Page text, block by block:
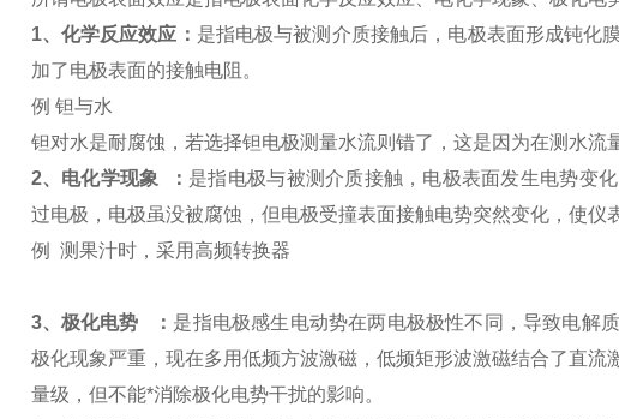
1、化学反应效应： 是指电极与被测介质接触后，电极表面形成钝化
加了电极表面的接触电阻。
例 钽与水
钽对水是耐腐蚀，若选择钽电极测量水流则错了，这是因为在测水流
2、电化学现象 ： 是指电极与被测介质接触，电极表面发生电势变
过电极，电极虽没被腐蚀，但电极受撞表面接触电势突然变化，使仪
例 测果汁时，采用高频转换器
3、极化电势 ： 是指电极感生电动势在两电极极性不同，导致电解
极化现象严重，现在多用低频方波激磁，低频矩形波激磁结合了直
量级，但不能*消除极化电势干扰的影响。